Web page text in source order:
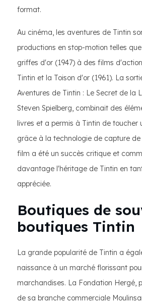
format.
Au cinéma, les aventures de Tintin
productions en stop-motion telles
griffes d'or (1947) à des films
Tintin et la Toison d'or (1961). La
Aventures de Tintin : Le Secret de la
Steven Spielberg, combinait des
livres et a permis à Tintin de toucher
grâce à la technologie de capture
film a été un succès critique et
davantage l'héritage de Tintin en
appréciée.
Boutiques de
boutiques Tintin
La grande popularité de Tintin a
naissance à un marché florissant
marchandises. La Fondation Hergé,
de sa branche commerciale